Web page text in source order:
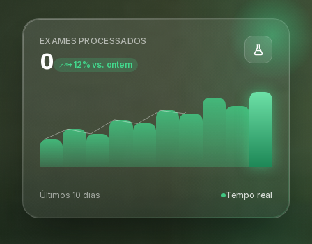
EXAMES PROCESSADOS
0 +12% vs. ontem
Últimos 10 dias Tempo real